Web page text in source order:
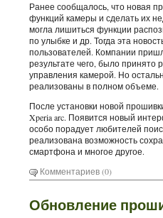
Ранее сообщалось, что новая
функций камеры и сделать их
могла лишиться функции
по улыбке и др. Тогда эта
пользователей. Компании
результате чего, было
управления камерой. Но
реализованы в полном объеме.
После установки новой
Xperia arc. Появится новый
особо порадует любителей
реализована возможность
смартфона и многое другое.
Комментариев (0)
Обновление